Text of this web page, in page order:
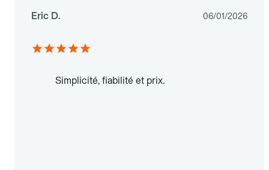
Eric D. 06/01/2026
Simplicité, fiabilité et prix.